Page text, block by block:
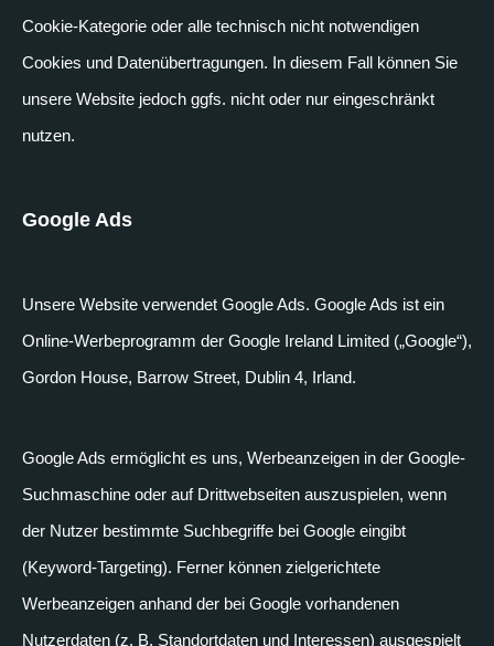
Cookie-Kategorie oder alle technisch nicht notwendigen
Cookies und Datenübertragungen. In diesem Fall können Sie
unsere Website jedoch ggfs. nicht oder nur eingeschränkt
nutzen.
Google Ads
Unsere Websiteverwendet Google Ads. Google Ads ist ein
Online-Werbeprogramm der Google Ireland Limited („Google“),
Gordon House, Barrow Street, Dublin 4, Irland.
Google Ads ermöglicht es uns, Werbeanzeigen in der Google-
Suchmaschine oder auf Drittwebseiten auszuspielen, wenn
der Nutzer bestimmte Suchbegriffe bei Google eingibt
(Keyword-Targeting). Ferner können zielgerichtete
Werbeanzeigen anhand der bei Google vorhandenen
Nutzerdaten (z. B. Standortdaten und Interessen) ausgespielt